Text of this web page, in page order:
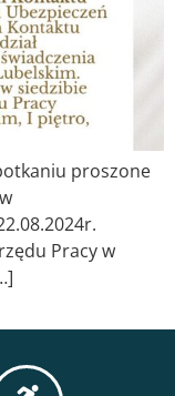
proszone
Pracy w